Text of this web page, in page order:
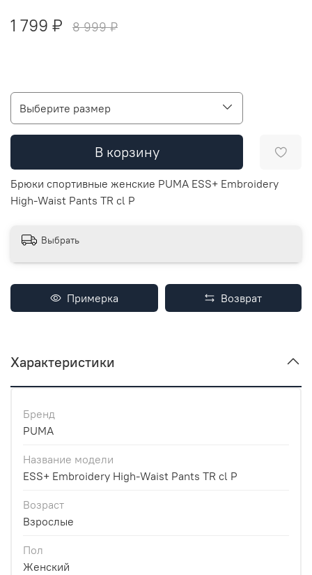
1 799 ₽
8 999 ₽
Выберите размер
В корзину
Брюки спортивные женские PUMA ESS+ Embroidery
High-Waist Pants TR cl P
Выбрать
Примерка Возврат
Характеристики
Бренд
PUMA
Название модели
ESS+ Embroidery High-Waist Pants TR cl P
Возраст
Взрослые
Пол
Женский